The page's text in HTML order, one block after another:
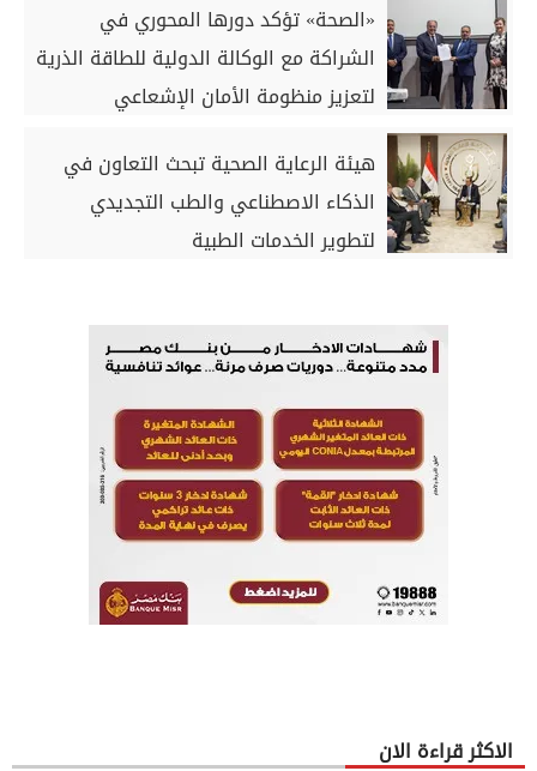
«الصحة» تؤكد دورها المحوري في
الشراكة مع الوكالة الدولية للطاقة الذرية
لتعزيز منظومة الأمان الإشعاعي
هيئة الرعاية الصحية تبحث التعاون في
الذكاء الاصطناعي والطب التجديدي
لتطوير الخدمات الطبية
الاكثر قراءة الان